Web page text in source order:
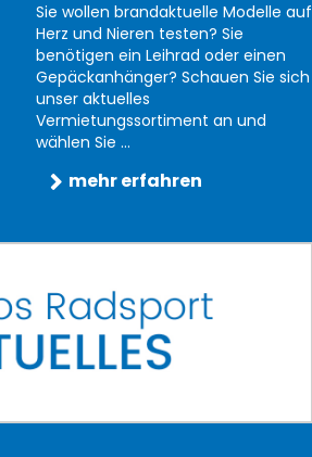
Sie wollen brandaktuelle Modelle auf
Herz und Nieren testen? Sie
benötigen ein Leihrad oder einen
Gepäckanhänger? Schauen Sie sich
unser aktuelles
Vermietungssortiment an und
wählen Sie ...
mehr erfahren